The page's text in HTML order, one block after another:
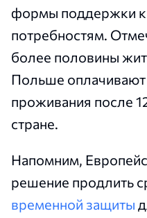
формы поддержки к
потребностям.
более половины
Польше оплачивают
проживания после
стране.
Напомним,
решение продлить
временной защиты